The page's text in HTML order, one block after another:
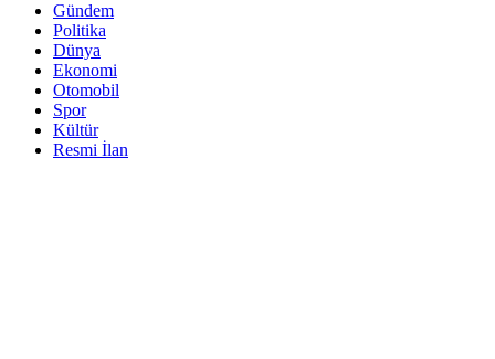
Gündem
Politika
Dünya
Ekonomi
Otomobil
Spor
Kültür
Resmi İlan